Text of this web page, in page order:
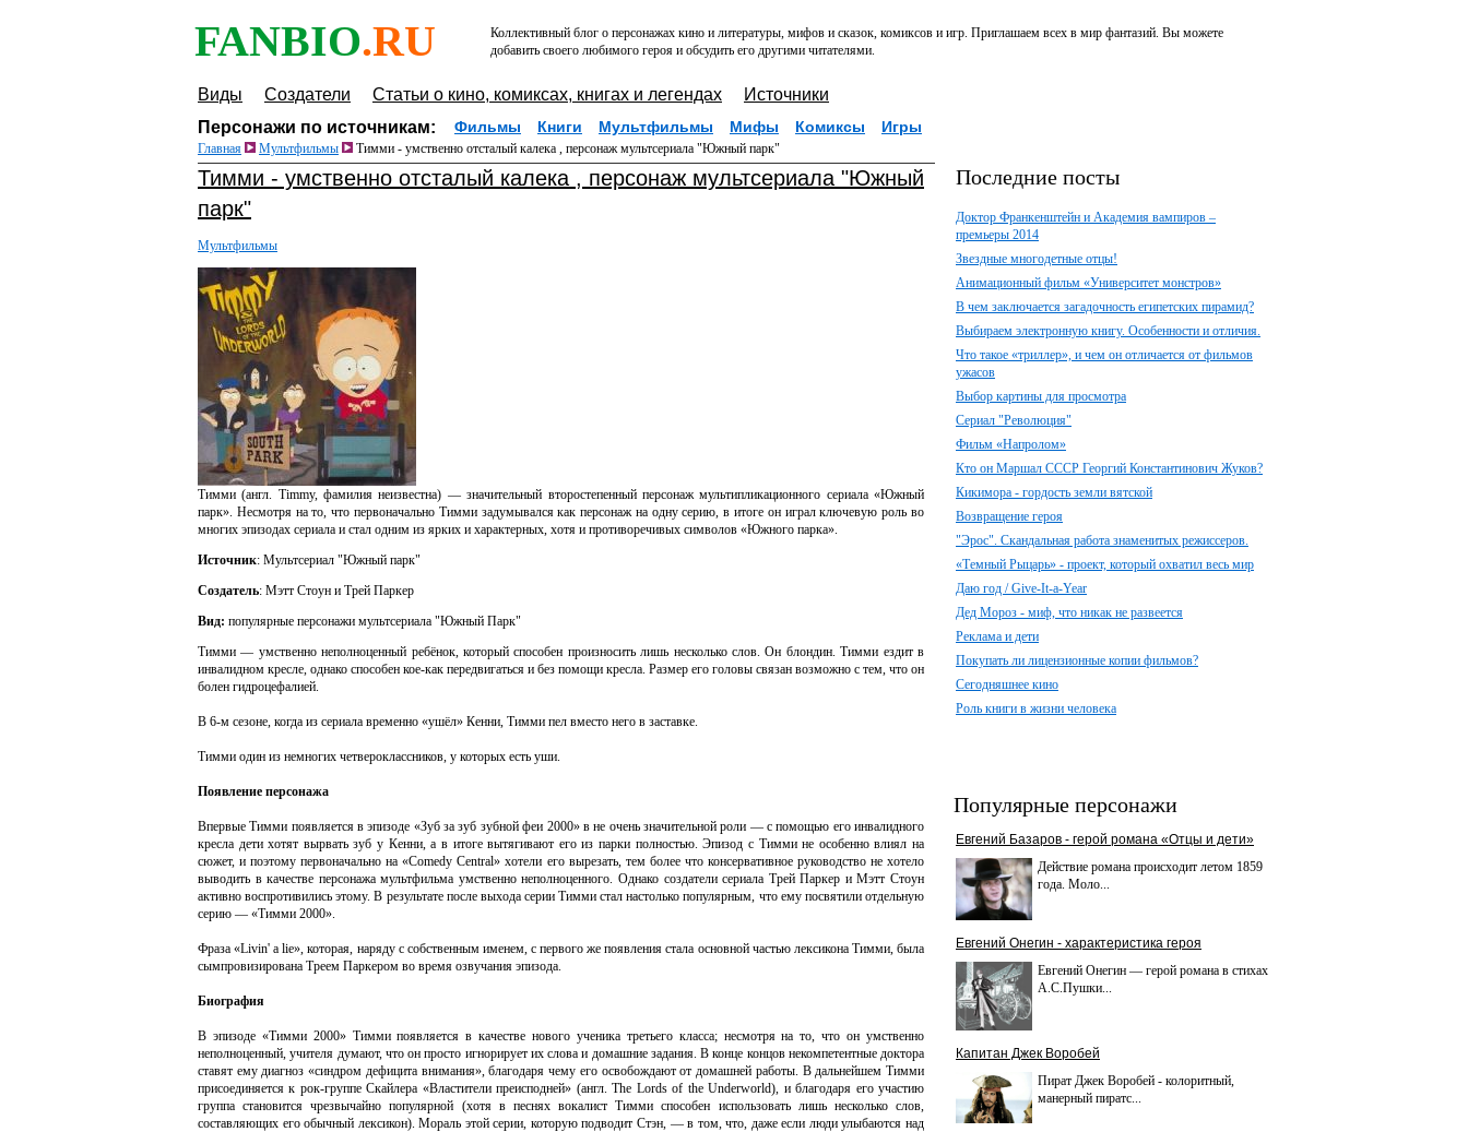
FANBIO.RU
Коллективный блог о персонажах кино и литературы, мифов и сказок, комиксов и игр. Приглашаем всех в мир фантазий. Вы можете
добавить своего любимого героя и обсудить его другими читателями.
Виды Создатели Статьи о кино, комиксах, книгах и легендах
Источники
Персонажи по источникам:
Фильмы Книги Мультфильмы Мифы Комиксы Игры
Главная Мультфильмы Тимми - умственно отсталый калека , персонаж мультсериала "Южный парк"
Тимми - умственно отсталый калека , персонаж мультсериала "Южный
парк"
Мультфильмы
Тимми (англ. Timmy, фамилия неизвестна) — значительный второстепенный персонаж мультипликационного сериала «Южный
парк». Несмотря на то, что первоначально Тимми задумывался как персонаж на одну серию, в итоге он играл ключевую роль во
многих эпизодах сериала и стал одним из ярких и характерных, хотя и противоречивых символов «Южного парка».
Источник: Мультсериал "Южный парк"
Создатель: Мэтт Стоун и Трей Паркер
Вид: популярные персонажи мультсериала "Южный Парк"
Тимми — умственно неполноценный ребёнок, который способен произносить лишь несколько слов. Он блондин. Тимми ездит в
инвалидном кресле, однако способен кое-как передвигаться и без помощи кресла. Размер его головы связан возможно с тем, что он
болен гидроцефалией.
В 6-м сезоне, когда из сериала временно «ушёл» Кенни, Тимми пел вместо него в заставке.
Тимми один из немногих четвероклассников, у которых есть уши.
Появление персонажа
Впервые Тимми появляется в эпизоде «Зуб за зуб зубной феи 2000» в не очень значительной роли — с помощью его инвалидного
кресла дети хотят вырвать зуб у Кенни, а в итоге вытягивают его из парки полностью. Эпизод с Тимми не особенно влиял на
сюжет, и поэтому первоначально на «Comedy Central» хотели его вырезать, тем более что консервативное руководство не хотело
выводить в качестве персонажа мультфильма умственно неполноценного. Однако создатели сериала Трей Паркер и Мэтт Стоун
активно воспротивились этому. В результате после выхода серии Тимми стал настолько популярным, что ему посвятили отдельную
серию — «Тимми 2000».
Фраза «Livin' a lie», которая, наряду с собственным именем, с первого же появления стала основной частью лексикона Тимми, была
сымпровизирована Треем Паркером во время озвучания эпизода.
Биография
В эпизоде «Тимми 2000» Тимми появляется в качестве нового ученика третьего класса; несмотря на то, что он умственно
неполноценный, учителя думают, что он просто игнорирует их слова и домашние задания. В конце концов некомпетентные доктора
ставят ему диагноз «синдром дефицита внимания», благодаря чему его освобождают от домашней работы. В дальнейшем Тимми
присоединяется к рок-группе Скайлера «Властители преисподней» (англ. The Lords of the Underworld), и благодаря его участию
группа становится чрезвычайно популярной (хотя в песнях вокалист Тимми способен использовать лишь несколько слов,
составляющих его обычный лексикон). Мораль этой серии, которую подводит Стэн, — в том, что, даже если люди улыбаются над
Последние посты
Доктор Франкенштейн и Академия вампиров –
премьеры 2014
Звездные многодетные отцы!
Анимационный фильм «Университет монстров»
В чем заключается загадочность египетских пирамид?
Выбираем электронную книгу. Особенности и отличия.
Что такое «триллер», и чем он отличается от фильмов
ужасов
Выбор картины для просмотра
Сериал "Революция"
Фильм «Напролом»
Кто он Маршал СССР Георгий Константинович Жуков?
Кикимора - гордость земли вятской
Возвращение героя
"Эрос". Скандальная работа знаменитых режиссеров.
«Темный Рыцарь» - проект, который охватил весь мир
Даю год / Give-It-a-Year
Дед Мороз - миф, что никак не развеется
Реклама и дети
Покупать ли лицензионные копии фильмов?
Сегодняшнее кино
Роль книги в жизни человека
Популярные персонажи
Евгений Базаров - герой романа «Отцы и дети»
Действие романа происходит летом 1859
года. Моло...
Евгений Онегин - характеристика героя
Евгений Онегин — герой романа в стихах
А.С.Пушки...
Капитан Джек Воробей
Пират Джек Воробей - колоритный,
манерный пиратс...